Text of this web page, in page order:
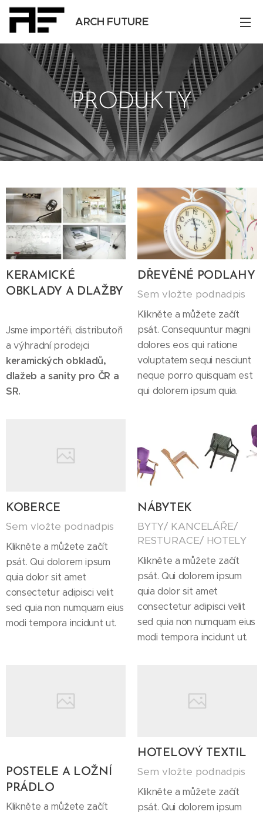
ARCH FUTURE
PRODUKTY
KERAMICKÉ
OBKLADY A DLAŽBY
Jsme importéři, distributoři
a výhradní prodejci
keramických obkladů,
dlažeb a sanity pro ČR a
SR.
DŘEVĚNÉ PODLAHY
Sem vložte podnadpis
Klikněte a můžete začít
psát. Consequuntur magni
dolores eos qui ratione
voluptatem sequi nesciunt
neque porro quisquam est
qui dolorem ipsum quia.
KOBERCE
Sem vložte podnadpis
Klikněte a můžete začít
psát. Qui dolorem ipsum
quia dolor sit amet
consectetur adipisci velit
sed quia non numquam eius
modi tempora incidunt ut.
NÁBYTEK
BYTY/ KANCELÁŘE/
RESTURACE/ HOTELY
Klikněte a můžete začít
psát. Qui dolorem ipsum
quia dolor sit amet
consectetur adipisci velit
sed quia non numquam eius
modi tempora incidunt ut.
POSTELE A LOŽNÍ
PRÁDLO
Klikněte a můžete začít
HOTELOVÝ TEXTIL
Sem vložte podnadpis
Klikněte a můžete začít
psát. Qui dolorem ipsum